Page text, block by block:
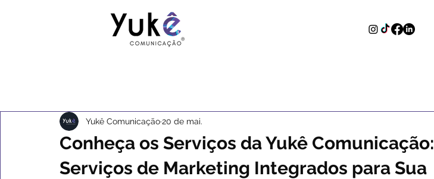
Conheça os Serviços da Yukê Comunicação:
Serviços de Marketing Integrados para Sua
Yukê Comunicação20 de mai.